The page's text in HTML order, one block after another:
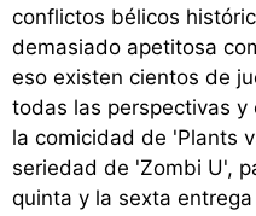
conflictos bélicos
demasiado apetitosa
eso existen cientos de
todas las perspectivas y
la comicidad de 'Plants
seriedad de 'Zombi U',
quinta y la sexta